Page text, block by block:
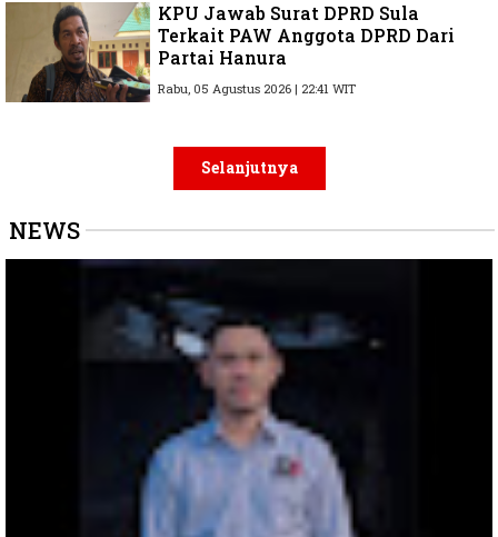
KPU Jawab Surat DPRD Sula
Terkait PAW Anggota DPRD Dari
Partai Hanura
Rabu, 05 Agustus 2026 | 22:41 WIT
Selanjutnya
NEWS